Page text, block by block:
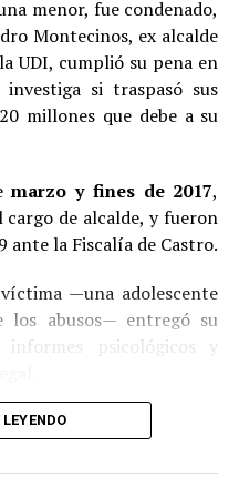
menor, fue condenado,
Montecinos, ex alcalde
UDI, cumplió su pena en
si traspasó sus
millones que debe a su
marzo y fines de 2017,
de alcalde, y fueron
ante la Fiscalía de Castro.
—una adolescente
los abusos— entregó su
psicológicos y
el imputado
abreviado,